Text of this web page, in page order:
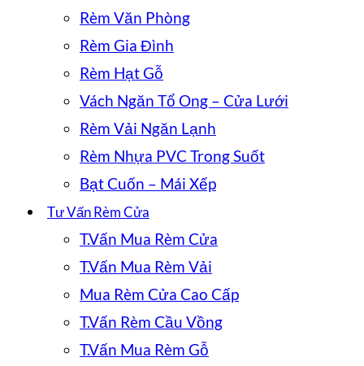
Rèm Văn Phòng
Rèm Gia Đình
Rèm Hạt Gỗ
Vách Ngăn Tổ Ong – Cửa Lưới
Rèm Vải Ngăn Lạnh
Rèm Nhựa PVC Trong Suốt
Bạt Cuốn – Mái Xếp
Tư Vấn Rèm Cửa
T.Vấn Mua Rèm Cửa
T.Vấn Mua Rèm Vải
Mua Rèm Cửa Cao Cấp
T.Vấn Rèm Cầu Vồng
T.Vấn Mua Rèm Gỗ